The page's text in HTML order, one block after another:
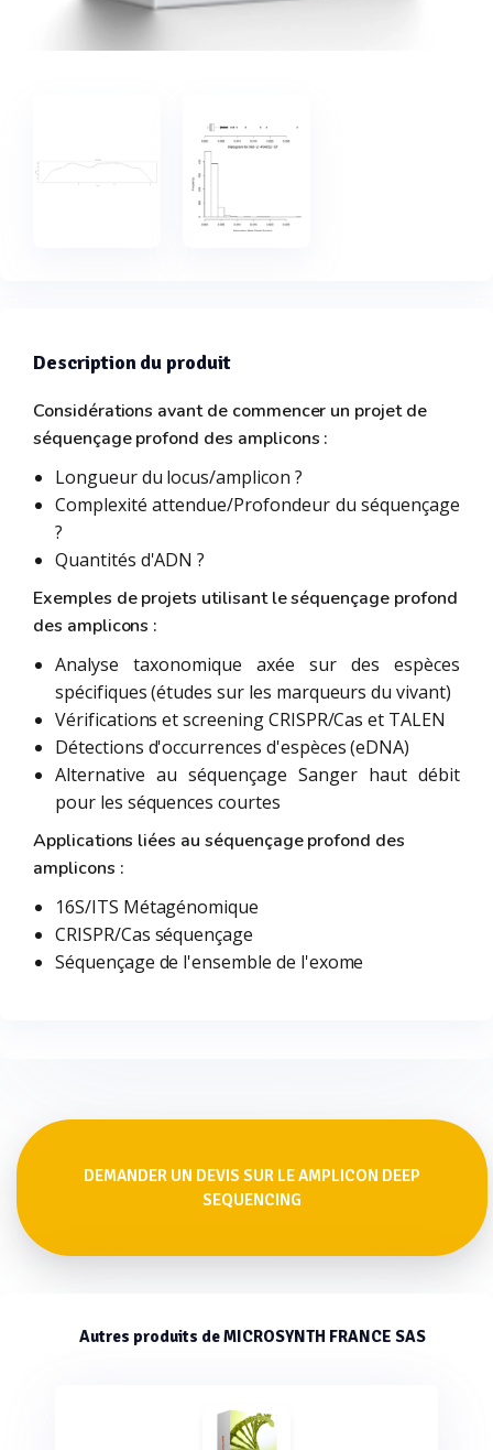
Description du produit
Considérations avant de commencer un projet de
séquençage profond des amplicons :
Longueur du locus/amplicon ?
Complexité attendue/Profondeur du séquençage
?
Quantités d'ADN ?
Exemples de projets utilisant le séquençage profond
des amplicons :
Analyse taxonomique axée sur des espèces
spécifiques (études sur les marqueurs du vivant)
Vérifications et screening CRISPR/Cas et TALEN
Détections d'occurrences d'espèces (eDNA)
Alternative au séquençage Sanger haut débit
pour les séquences courtes
Applications liées au séquençage profond des
amplicons :
16S/ITS Métagénomique
CRISPR/Cas séquençage
Séquençage de l'ensemble de l'exome
DEMANDER UN DEVIS SUR LE AMPLICON DEEP
SEQUENCING
Autres produits de MICROSYNTH FRANCE SAS